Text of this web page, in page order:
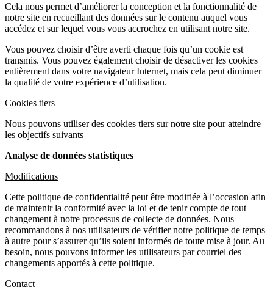
Cela nous permet d’améliorer la conception et la fonctionnalité de
notre site en recueillant des données sur le contenu auquel vous
accédez et sur lequel vous vous accrochez en utilisant notre site.
Vous pouvez choisir d’être averti chaque fois qu’un cookie est
transmis. Vous pouvez également choisir de désactiver les cookies
entièrement dans votre navigateur Internet, mais cela peut diminuer
la qualité de votre expérience d’utilisation.
Cookies tiers
Nous pouvons utiliser des cookies tiers sur notre site pour atteindre
les objectifs suivants
Analyse de données statistiques
Modifications
Cette politique de confidentialité peut être modifiée à l’occasion afin
de maintenir la conformité avec la loi et de tenir compte de tout
changement à notre processus de collecte de données. Nous
recommandons à nos utilisateurs de vérifier notre politique de temps
à autre pour s’assurer qu’ils soient informés de toute mise à jour. Au
besoin, nous pouvons informer les utilisateurs par courriel des
changements apportés à cette politique.
Contact